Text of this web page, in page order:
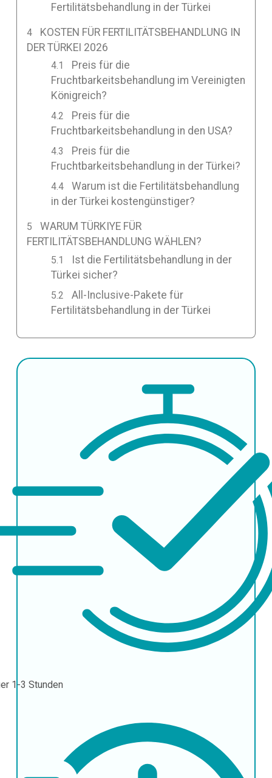
Fertilitätsbehandlung in der Türkei
KOSTEN FÜR FERTILITÄTSBEHANDLUNG IN
DER TÜRKEI 2026
Preis für die
Fruchtbarkeitsbehandlung im Vereinigten
Königreich?
Preis für die
Fruchtbarkeitsbehandlung in den USA?
Preis für die
Fruchtbarkeitsbehandlung in der Türkei?
Warum ist die Fertilitätsbehandlung
in der Türkei kostengünstiger?
WARUM TÜRKIYE FÜR
FERTILITÄTSBEHANDLUNG WÄHLEN?
Ist die Fertilitätsbehandlung in der
Türkei sicher?
All-Inclusive-Pakete für
Fertilitätsbehandlung in der Türkei
1-3 Stunden